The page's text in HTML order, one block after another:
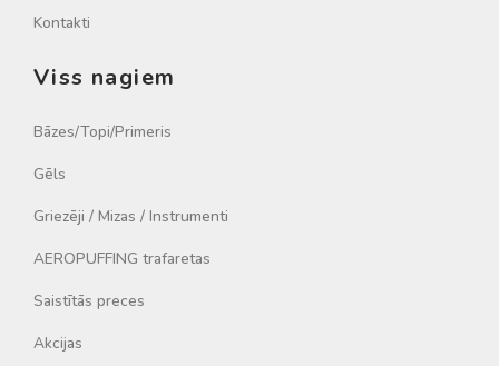
Kontakti
Viss nagiem
Bāzes/Topi/Primeris
Gēls
Griezēji / Mizas / Instrumenti
AEROPUFFING trafaretas
Saistītās preces
Akcijas